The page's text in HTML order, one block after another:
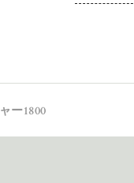
ー1800